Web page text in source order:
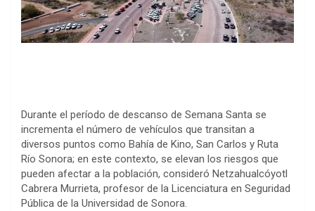
Durante el período de descanso de Semana Santa se
incrementa el número de vehículos que transitan a
diversos puntos como Bahía de Kino, San Carlos y Ruta
Río Sonora; en este contexto, se elevan los riesgos que
pueden afectar a la población, consideró Netzahualcóyotl
Cabrera Murrieta, profesor de la Licenciatura en Seguridad
Pública de la Universidad de Sonora.